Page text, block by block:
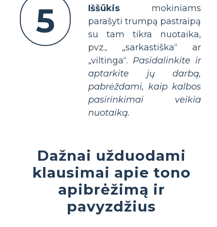
5 Iššūkis mokiniams
parašyti trumpą pastraipą
su tam tikra nuotaika,
pvz., „sarkastiška“ ar
„viltinga“. Pasidalinkite ir
aptarkite jų darbą,
pabrėždami, kaip kalbos
pasirinkimai veikia
nuotaiką.
Dažnai užduodami
klausimai apie tono
apibrėžimą ir
pavyzdžius